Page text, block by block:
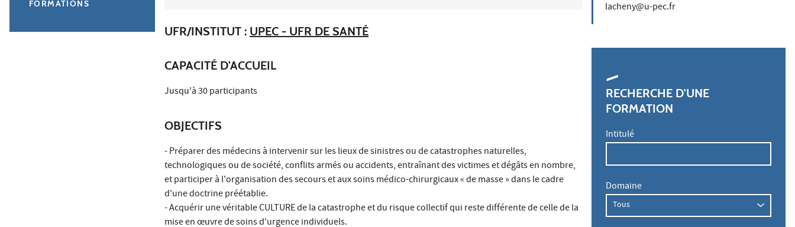
UFR/INSTITUT : UPEC - UFR DE SANTÉ
CAPACITÉ D'ACCUEIL
Jusqu'à 30 participants
OBJECTIFS
- Préparer des médecins à intervenir sur les lieux de sinistres ou de catastrophes naturelles,
technologiques ou de société, conflits armés ou accidents, entraînant des victimes et dégâts en nombre,
et participer à l'organisation des secours et aux soins médico-chirurgicaux « de masse » dans le cadre
d'une doctrine préétablie.
- Acquérir une véritable CULTURE de la catastrophe et du risque collectif qui reste différente de celle de la
mise en œuvre de soins d'urgence individuels.
lacheny@u-pec.fr
RECHERCHE D'UNE
FORMATION
Intitulé
Domaine
FORMATIONS